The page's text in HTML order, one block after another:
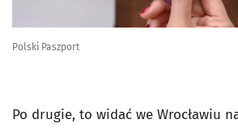
Polski Paszport
Po drugie, to widać we Wrocławiu